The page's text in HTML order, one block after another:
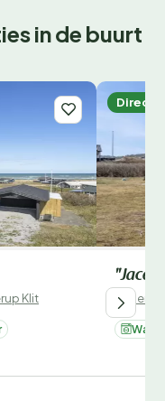
in de buurt
Klit
Direct
"Jace"